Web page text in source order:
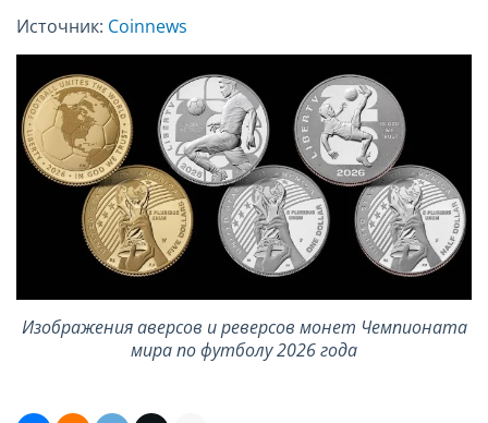
Источник: Coinnews
Изображения аверсов и реверсов монет Чемпионата
мира по футболу 2026 года